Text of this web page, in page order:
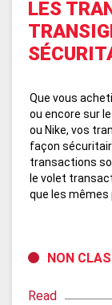
LES
Que vous
ou encore sur
ou Nike, vos
façon
transactions
le volet
que les mêmes
NON
Read